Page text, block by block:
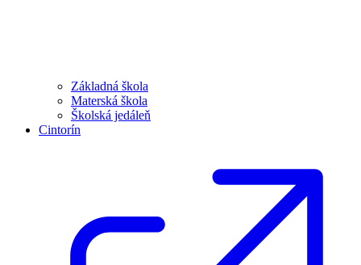
Základná škola
Materská škola
Školská jedáleň
Cintorín